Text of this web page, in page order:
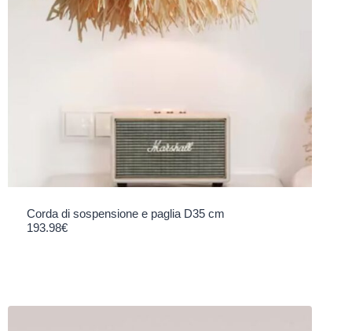
Corda di sospensione e paglia D35 cm
193.98€